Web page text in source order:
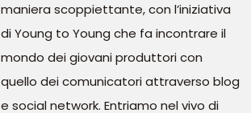
maniera scoppiettante, con l’iniziativa
di Young to Young che fa incontrare il
mondo dei giovani produttori con
quello dei comunicatori attraverso blog
e social network. Entriamo nel vivo di